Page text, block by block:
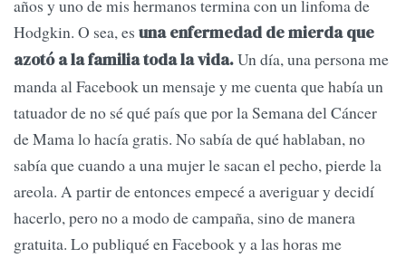
años y uno de mis hermanos termina con un linfoma de
Hodgkin. O sea, es una enfermedad de mierda que
azotó a la familia toda la vida.Un día, una persona me
manda al Facebook un mensaje y me cuenta que había un
tatuador de no sé qué país que por la Semana del Cáncer
de Mama lo hacía gratis. No sabía de qué hablaban, no
sabía que cuando a una mujer le sacan el pecho, pierde la
areola. A partir de entonces empecé a averiguar y decidí
hacerlo, pero no a modo de campaña, sino de manera
gratuita. Lo publiqué en Facebook y a las horas me